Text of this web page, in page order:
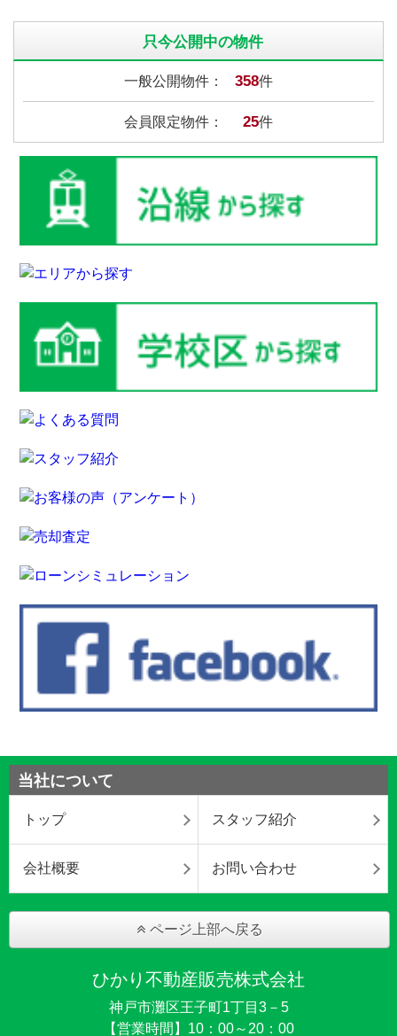
只今公開中の物件
一般公開物件： 358件
会員限定物件： 25件
当社について
トップ スタッフ紹介
会社概要 お問い合わせ
ページ上部へ戻る
ひかり不動産販売株式会社
神戸市灘区王子町1丁目3－5
【営業時間】10：00～20：00